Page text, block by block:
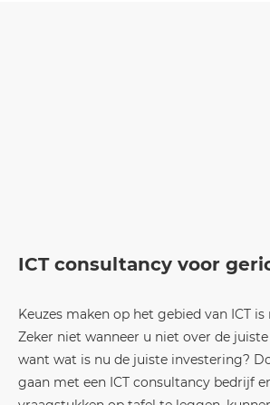
ICT consultancy voor
Keuzes maken op het gebied van ICT
Zeker niet wanneer u niet over de
want wat is nu de juiste investering?
gaan met een ICT consultancy bedrijf